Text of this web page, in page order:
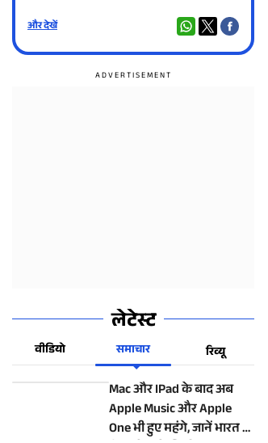
और देखें
लेटेस्ट
वीडियो समाचार रिव्यू
Mac और IPad के बाद अब
Apple Music और Apple
One भी हुए महंगे, जानें भारत में